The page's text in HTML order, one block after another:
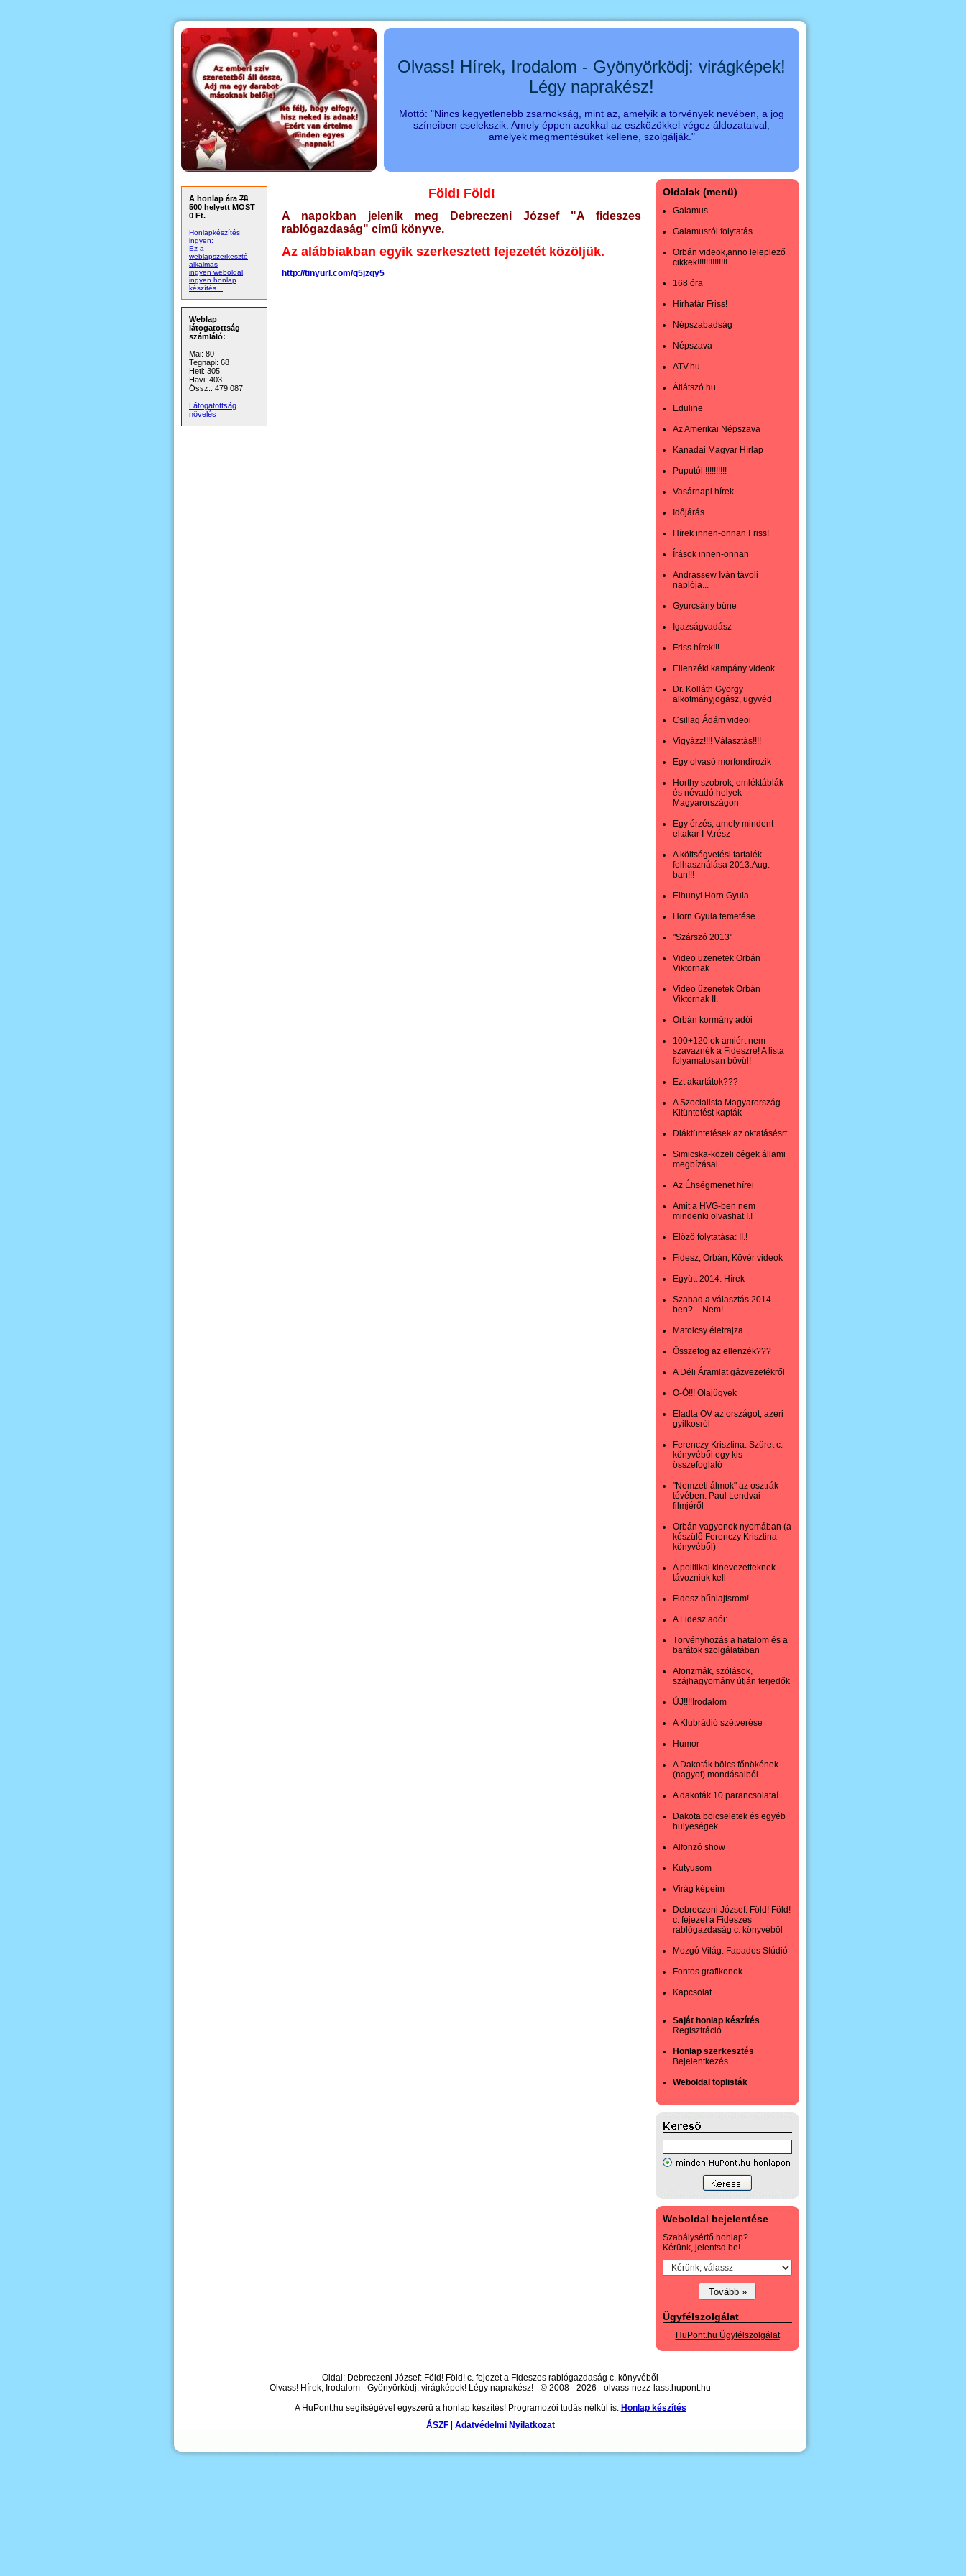
Olvass! Hírek, Irodalom - Gyönyörködj: virágképek!
Légy naprakész!
Mottó: "Nincs kegyetlenebb zsarnokság, mint az, amelyik a törvények nevében, a jog
színeiben cselekszik. Amely éppen azokkal az eszközökkel végez áldozataival,
amelyek megmentésüket kellene, szolgálják."
Oldalak (menü)
Galamus
Galamusról folytatás
Orbán videok,anno leleplező
cikkek!!!!!!!!!!!!!!
168 óra
Hírhatár Friss!
Népszabadság
Népszava
ATV.hu
Átlátszó.hu
Eduline
Az Amerikai Népszava
Kanadai Magyar Hírlap
Puputól !!!!!!!!!!
Vasárnapi hírek
Időjárás
Hírek innen-onnan Friss!
Írások innen-onnan
Andrassew Iván távoli
naplója...
Gyurcsány bűne
Igazságvadász
Friss hírek!!!
Ellenzéki kampány videok
Dr. Kolláth György
alkotmányjogász, ügyvéd
Csillag Ádám videoi
Vigyázz!!!! Választás!!!!
Egy olvasó morfondírozik
Horthy szobrok, emléktáblák
és névadó helyek
Magyarországon
Egy érzés, amely mindent
eltakar I-V.rész
A költségvetési tartalék
felhasználása 2013.Aug.-
ban!!!
Elhunyt Horn Gyula
Horn Gyula temetése
"Szárszó 2013"
Video üzenetek Orbán
Viktornak
Video üzenetek Orbán
Viktornak II.
Orbán kormány adói
100+120 ok amiért nem
szavaznék a Fideszre! A lista
folyamatosan bővül!
Ezt akartátok???
A Szocialista Magyarország
Kitüntetést kapták
Diáktüntetések az oktatásésrt
Simicska-közeli cégek állami
megbízásai
Az Éhségmenet hírei
Amit a HVG-ben nem
mindenki olvashat I.!
Előző folytatása: II.!
Fidesz, Orbán, Kövér videok
Együtt 2014. Hírek
Szabad a választás 2014-
ben? – Nem!
Matolcsy életrajza
Összefog az ellenzék???
A Déli Áramlat gázvezetékről
O-Ó!!! Olajügyek
Eladta OV az országot, azeri
gyilkosról
Ferenczy Krisztina: Szüret c.
könyvéből egy kis
összefoglaló
"Nemzeti álmok" az osztrák
tévében: Paul Lendvai
filmjéről
Orbán vagyonok nyomában (a
készülő Ferenczy Krisztina
könyvéből)
A politikai kinevezetteknek
távozniuk kell
Fidesz bűnlajtsrom!
A Fidesz adói:
Törvényhozás a hatalom és a
barátok szolgálatában
Aforizmák, szólások,
szájhagyomány útján terjedők
ÚJ!!!!Irodalom
A Klubrádió szétverése
Humor
A Dakoták bölcs főnökének
(nagyot) mondásaiból
A dakoták 10 parancsolataí
Dakota bölcseletek és egyéb
hülyeségek
Alfonzó show
Kutyusom
Virág képeim
Debreczeni József: Föld! Föld!
c. fejezet a Fideszes
rablógazdaság c. könyvéből
Mozgó Világ: Fapados Stúdió
Fontos grafikonok
Kapcsolat
Saját honlap készítés
Regisztráció
Honlap szerkesztés
Bejelentkezés
Weboldal toplisták
Weboldal bejelentése
Szabálysértő honlap?
Kérünk, jelentsd be!
Ügyfélszolgálat
HuPont.hu Ügyfélszolgálat
Föld! Föld!
A napokban jelenik meg Debreczeni József "A fideszes
rablógazdaság" című könyve.
Az alábbiakban egyik szerkesztett fejezetét közöljük.
http://tinyurl.com/q5jzqy5
A honlap ára 78
500 helyett MOST
0 Ft.
Honlapkészítés
ingyen:
Ez a
weblapszerkesztő
alkalmas
ingyen weboldal,
ingyen honlap
készítés...
Weblap
látogatottság
számláló:
Mai: 80
Tegnapi: 68
Heti: 305
Havi: 403
Össz.: 479 087
Látogatottság
növelés
Oldal: Debreczeni József: Föld! Föld! c. fejezet a Fideszes rablógazdaság c. könyvéből
Olvass! Hírek, Irodalom - Gyönyörködj: virágképek! Légy naprakész! - © 2008 - 2026 - olvass-nezz-lass.hupont.hu
A HuPont.hu segítségével egyszerű a honlap készítés! Programozói tudás nélkül is: Honlap készítés
ÁSZF| Adatvédelmi Nyilatkozat